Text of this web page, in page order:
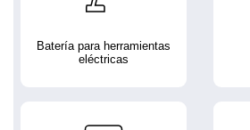
Batería para herramientas
eléctricas